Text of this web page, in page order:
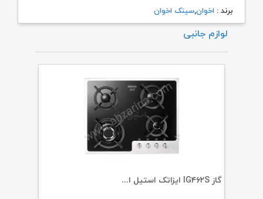
برند : اخوان,سینک اخوان
لوازم جانبی
گاز IG۴۶۲S ایزاتک استیل ا...